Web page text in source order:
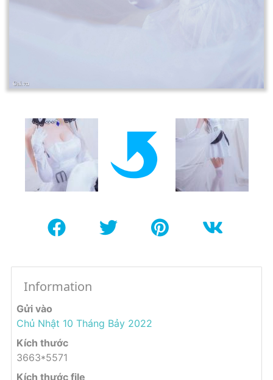
Information
Gửi vào
Chủ Nhật 10 Tháng Bảy 2022
Kích thước
3663*5571
Kích thước file